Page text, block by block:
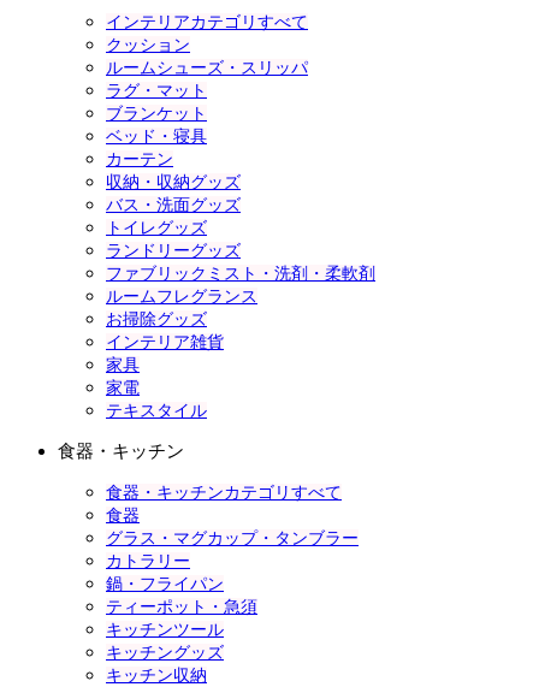
インテリアカテゴリすべて
クッション
ルームシューズ・スリッパ
ラグ・マット
ブランケット
ベッド・寝具
カーテン
収納・収納グッズ
バス・洗面グッズ
トイレグッズ
ランドリーグッズ
ファブリックミスト・洗剤・柔軟剤
ルームフレグランス
お掃除グッズ
インテリア雑貨
家具
家電
テキスタイル
食器・キッチン
食器・キッチンカテゴリすべて
食器
グラス・マグカップ・タンブラー
カトラリー
鍋・フライパン
ティーポット・急須
キッチンツール
キッチングッズ
キッチン収納